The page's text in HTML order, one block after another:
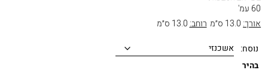
60 עמ'
אורך: 13.0 ס״מ רוחב: 13.0 ס״מ
נוסח:
בהיר